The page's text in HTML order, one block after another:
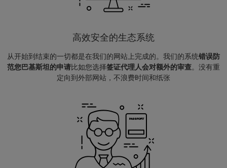
高效安全的生态系统
从开始到结束的一切都是在我们的网站上完成的。我们的系统错误防
范您巴基斯坦的申请比如您选择签证代理人会对额外的审查。没有重
定向到外部网站，不浪费时间和纸张